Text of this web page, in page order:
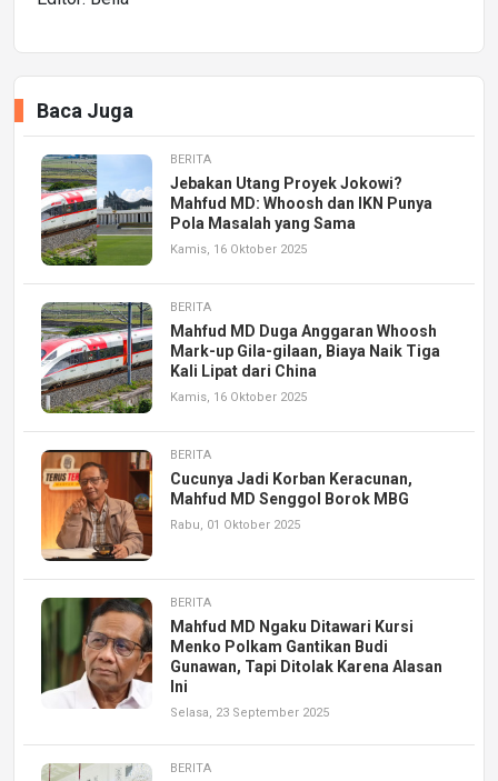
Baca Juga
BERITA
Jebakan Utang Proyek Jokowi?
Mahfud MD: Whoosh dan IKN Punya
Pola Masalah yang Sama
Kamis, 16 Oktober 2025
BERITA
Mahfud MD Duga Anggaran Whoosh
Mark-up Gila-gilaan, Biaya Naik Tiga
Kali Lipat dari China
Kamis, 16 Oktober 2025
BERITA
Cucunya Jadi Korban Keracunan,
Mahfud MD Senggol Borok MBG
Rabu, 01 Oktober 2025
BERITA
Mahfud MD Ngaku Ditawari Kursi
Menko Polkam Gantikan Budi
Gunawan, Tapi Ditolak Karena Alasan
Ini
Selasa, 23 September 2025
BERITA